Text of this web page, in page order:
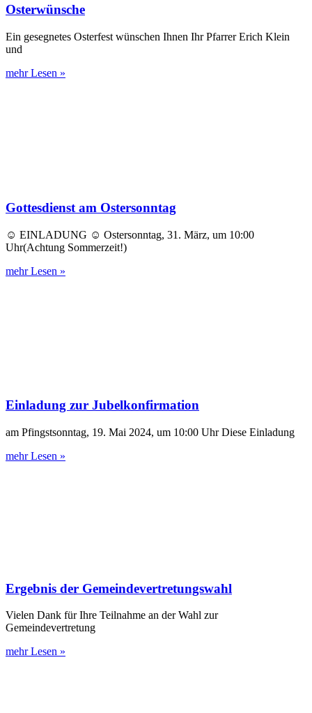
Osterwünsche
Ein gesegnetes Osterfest wünschen Ihnen Ihr Pfarrer Erich Klein
und
mehr Lesen »
Gottesdienst am Ostersonntag
☺️ EINLADUNG ☺️ Ostersonntag, 31. März, um 10:00
Uhr(Achtung Sommerzeit!)
mehr Lesen »
Einladung zur Jubelkonfirmation
am Pfingstsonntag, 19. Mai 2024, um 10:00 Uhr Diese Einladung
mehr Lesen »
Ergebnis der Gemeindevertretungswahl
Vielen Dank für Ihre Teilnahme an der Wahl zur
Gemeindevertretung
mehr Lesen »